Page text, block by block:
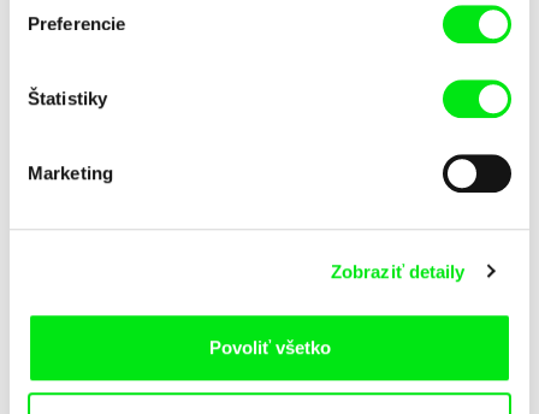
Preferencie
Štatistiky
Marketing
Zobraziť detaily
Povoliť všetko
Marcipánová komédia